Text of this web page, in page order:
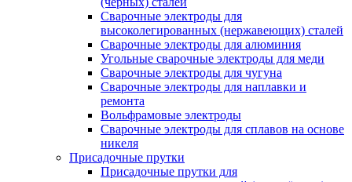
Сварочные электроды для
высоколегированных (нержавеющих) сталей
Сварочные электроды для алюминия
Угольные сварочные электроды для меди
Сварочные электроды для чугуна
Сварочные электроды для наплавки и
ремонта
Вольфрамовые электроды
Сварочные электроды для сплавов на основе
никеля
Присадочные прутки
Присадочные прутки для